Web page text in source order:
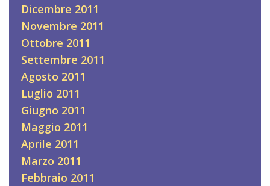
Dicembre 2011
Novembre 2011
Ottobre 2011
Settembre 2011
Agosto 2011
Luglio 2011
Giugno 2011
Maggio 2011
Aprile 2011
Marzo 2011
Febbraio 2011